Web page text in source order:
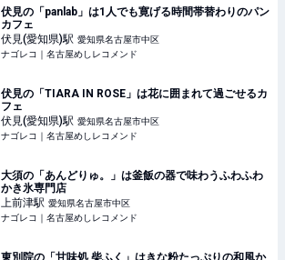
伏見の「panlab」は1人でも寛げる時間帯替わりのパン
カフェ
伏見(愛知県)駅 愛知県名古屋市中区
ナゴレコ｜名古屋めしレコメンド
伏見の「TIARA IN ROSE」は花に囲まれて過ごせるカ
フェ
伏見(愛知県)駅 愛知県名古屋市中区
ナゴレコ｜名古屋めしレコメンド
大須の「あんどりゅ。」は釜飯の器で味わうふわふわ
かき氷専門店
上前津駅 愛知県名古屋市中区
ナゴレコ｜名古屋めしレコメンド
東別院の「甘味処 柴ふく」はきな粉たっぷりの和風か